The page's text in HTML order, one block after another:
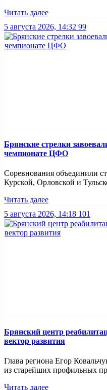
Читать далее
5 августа 2026, 14:32 99
Брянские стрелки
чемпионате ЦФО
Соревнования объединили
Курской, Орловской и
Читать далее
5 августа 2026, 14:18 101
Брянский центр
вектор развития
Глава региона Егор
из старейших профильных
Читать далее